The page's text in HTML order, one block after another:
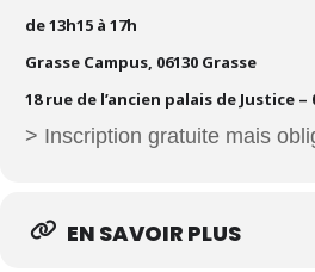
de 13h15 à 17h
Grasse Campus, 06130 Grasse
18 rue de l’ancien palais de Justice –
> Inscription gratuite mais
EN SAVOIR PLUS